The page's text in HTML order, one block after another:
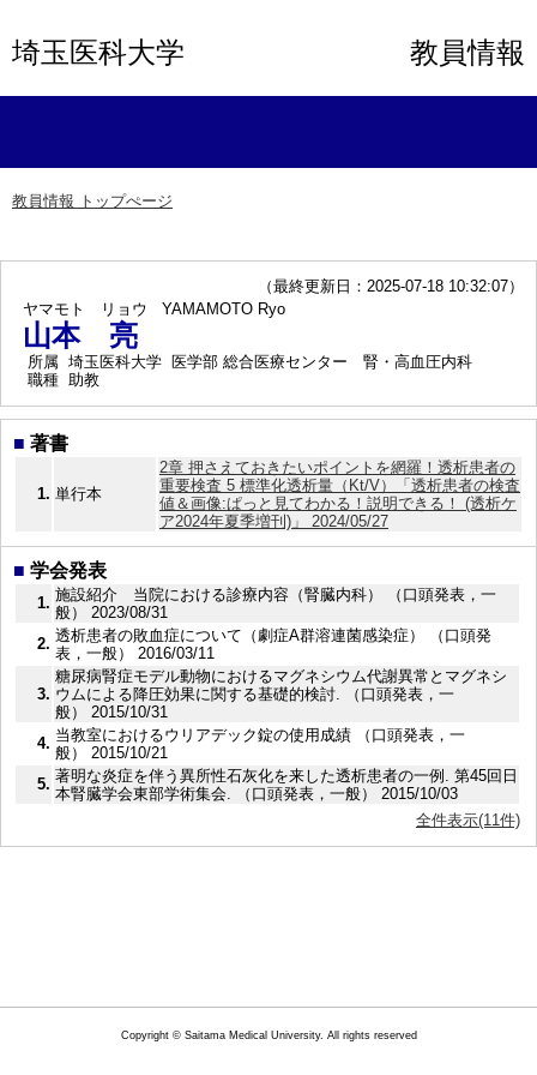
埼玉医科大学 教員情報
教員情報 トップぺージ
（最終更新日：2025-07-18 10:32:07）
ヤマモト リョウ
YAMAMOTO Ryo
山本 亮
所属 埼玉医科大学 医学部 総合医療センター 腎・高血圧内科
職種 助教
■ 著書
1. 単行本
2章 押さえておきたいポイントを網羅！透析患者の
重要検査 5 標準化透析量（Kt/V）「透析患者の検査
値＆画像:ぱっと見てわかる！説明できる！ (透析ケ
ア2024年夏季増刊)」 2024/05/27
■ 学会発表
1. 施設紹介 当院における診療内容（腎臓内科） （口頭発表，一
般） 2023/08/31
2. 透析患者の敗血症について（劇症A群溶連菌感染症） （口頭発
表，一般） 2016/03/11
3.
糖尿病腎症モデル動物におけるマグネシウム代謝異常とマグネシ
ウムによる降圧効果に関する基礎的検討. （口頭発表，一
般） 2015/10/31
4. 当教室におけるウリアデック錠の使用成績 （口頭発表，一
般） 2015/10/21
5. 著明な炎症を伴う異所性石灰化を来した透析患者の一例. 第45回日
本腎臓学会東部学術集会. （口頭発表，一般） 2015/10/03
全件表示(11件)
Copyright © Saitama Medical University. All rights reserved